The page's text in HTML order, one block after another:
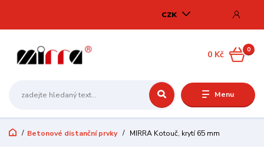
Menu
CZK
0
0 Kč
Betonové distanční prvky MIRRA Kotouč, krytí 65 mm